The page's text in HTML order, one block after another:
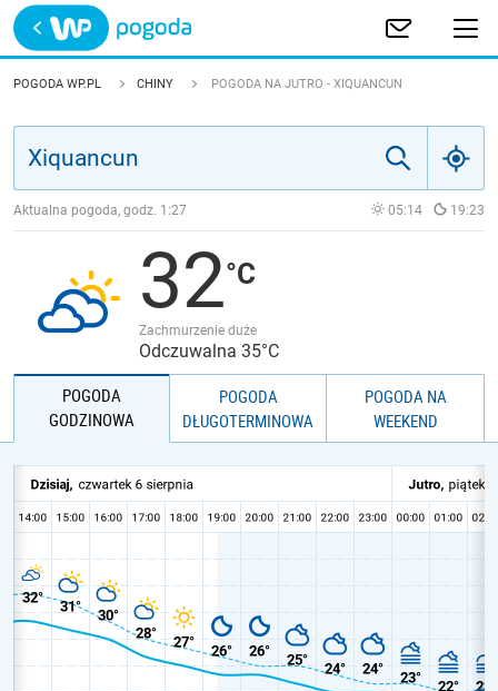
Trwa ładowanie
POLSKA
JAKOŚĆ POWIETRZA
POGODA WP.PL CHINY POGODA NA JUTRO - XIQUANCUN
Aktualna pogoda, godz. 1:27 05:14 19:23
32
Zachmurzenie duże
Odczuwalna 35°C
POGODA
GODZINOWA
POGODA
DŁUGOTERMINOWA
POGODA NA
WEEKEND